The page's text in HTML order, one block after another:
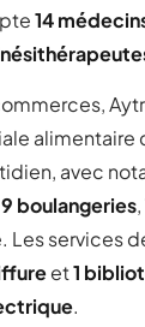
14
alimentaire
avec
9 boulangeries,
Les services
et1
.